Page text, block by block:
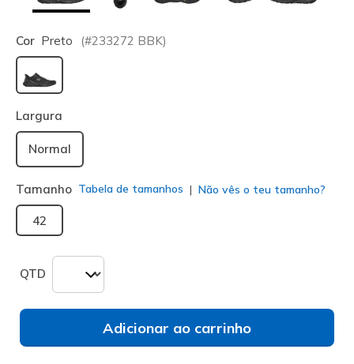
Cor Preto (#233272 BBK)
selecionado
Largura
Normal
Tamanho Tabela de tamanhos Não vês o teu tamanho?
42
QTD
Adicionar ao carrinho